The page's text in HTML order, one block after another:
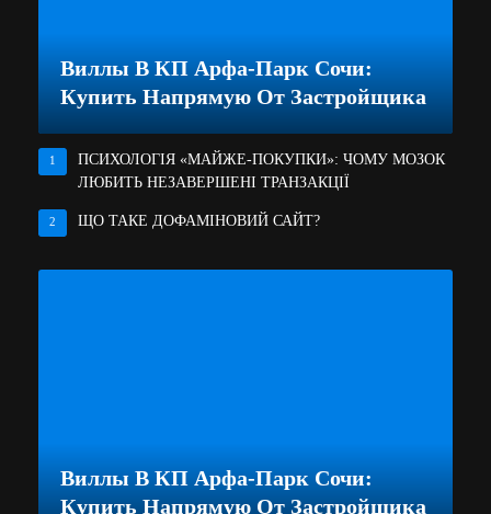
Виллы В КП Арфа-Парк Сочи:
Купить Напрямую От Застройщика
1
ПСИХОЛОГІЯ «МАЙЖЕ-ПОКУПКИ»: ЧОМУ МОЗОК
ЛЮБИТЬ НЕЗАВЕРШЕНІ ТРАНЗАКЦІЇ
2 ЩО ТАКЕ ДОФАМІНОВИЙ САЙТ?
Виллы В КП Арфа-Парк Сочи:
Купить Напрямую От Застройщика